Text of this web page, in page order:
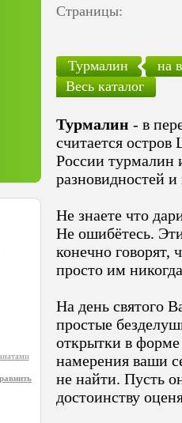
Страницы:
Турмалин
на
Весь каталог
Турмалин - в
считается
России турмалин
разновидностей
Не знаете что
Не ошибётесь.
конечно говорят,
просто им
На день святого
простые
открытки в
намерения ваши
не найти. Пусть
достоинству